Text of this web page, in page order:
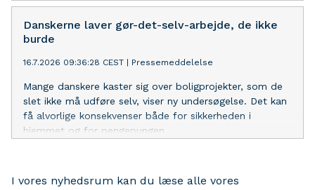
udleveret til Gjensidige.
Danskerne laver gør-det-selv-arbejde, de ikke
burde
16.7.2026 09:36:28 CEST Pressemeddelelse
Mange danskere kaster sig over boligprojekter, som de
slet ikke må udføre selv, viser ny undersøgelse. Det kan
få alvorlige konsekvenser både for sikkerheden i
hjemmet og for pengepungen.
I vores nyhedsrum kan du læse alle vores